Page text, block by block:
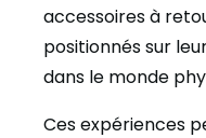
accessoires à
positionnés sur
dans le monde
Ces expériences